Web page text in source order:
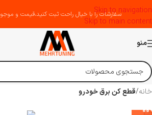
Skip to navigation
Skip to main content
سفارشات را با خیال راحت ثبت کنید،قیمت و
منو
خانه/قطع کن برق خودرو